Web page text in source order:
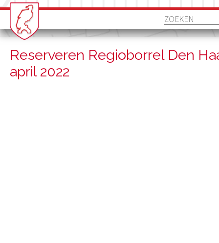
Reserveren Regioborrel Den
april 2022